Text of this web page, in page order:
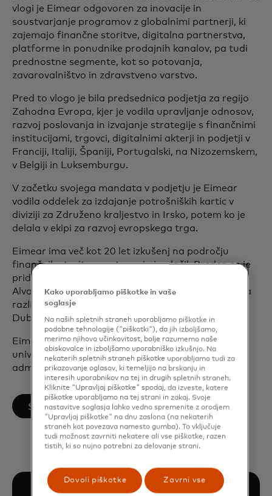
vlogi je Eimear odgovoren za inovacije in
soustvarjanje programov z globalnimi partnerji, ki
zajemajo finančne storitve, digitalna partnerstva,
platforme in ponudnike prodajnih kanalov, pa tudi
prednostne segmente, kot so potovanja,
zavarovalništvo in zdravstveno varstvo.
Pred to vlogo je bila predsednica podjetja za regijo
Zahodna Evropa, kjer je vodila upravljanje odnosov,
razvoj poslovanja in izvajanje strategije s finančnimi
institucijami, trgovci, digitalnimi akterji in podjetji v
Franciji, Italiji, Španiji, Portugalski, na Nizozemskem,
v Belgiji in Luksemburgu.
V začetku svojega mandata v podjetju je Eimear
vodila oddelek za izdajanje potrošniških kartic v
diviziji za Združeno kraljestvo in Irsko, potem ko je
delala v ekipi za razvoj evropskega trga.
Eimear ima več kot 20 let izkušenj na področju
finančnih storitev, svetovanja in plačil. Preden se je
pridružila Mastercardu, je svetovala bankam pri
Alvarez & Marsal v Londonu. Pred tem je opravljala
različne funkcije pri Allied Irish Banks s sedežem v
Dublinu in New Yorku.
Eimear ima diplomo iz trgovine z Nacionalne
univerze Irske v Galwayu in magisterij poslovne
administracije z INSEAD v Franciji in Singapurju.
Sledite na LinkedInu
opens in a new tab
Kako uporabljamo piškotke in vaše
soglasje
Na naših spletnih straneh uporabljamo piškotke in
podobne tehnologije ("piškotki"), da jih izboljšamo,
merimo njihovo učinkovitost, bolje razumemo naše
obiskovalce in izboljšamo uporabniško izkušnjo. Na
nekaterih spletnih straneh piškotke uporabljamo tudi za
prikazovanje oglasov, ki temeljijo na brskanju in
interesih uporabnikov na tej in drugih spletnih straneh.
Kliknite "Upravljaj piškotke" spodaj, da izveste, katere
piškotke uporabljamo na tej strani in zakaj. Svoje
nastavitve soglasja lahko vedno spremenite z orodjem
"Upravljaj piškotke" na dnu zaslona (na nekaterih
straneh kot povezava namesto gumba). To vključuje
tudi možnost zavrniti nekatere ali vse piškotke, razen
tistih, ki so nujno potrebni za delovanje strani.
Dovoli piškotke Zavrni vse